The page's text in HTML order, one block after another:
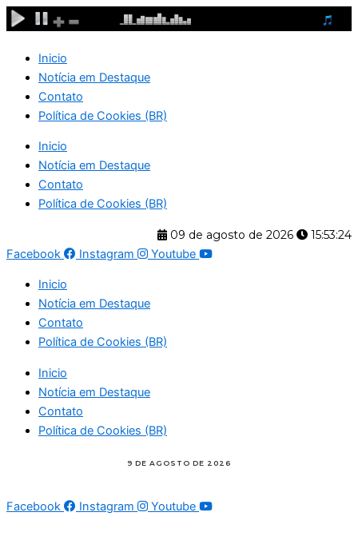
Ir
para
conteúdo
Inicio
Notícia em Destaque
Contato
Política de Cookies (BR)
Inicio
Notícia em Destaque
Contato
Política de Cookies (BR)
09 de agosto de 2026
15:53:25
Facebook
Instagram Youtube
Inicio
Notícia em Destaque
Contato
Política de Cookies (BR)
Inicio
Notícia em Destaque
Contato
Política de Cookies (BR)
Facebook Instagram Youtube